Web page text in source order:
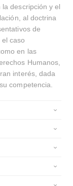
descripción y el
al doctrina
de
caso
en las
Humanos,
interés, dada
competencia.